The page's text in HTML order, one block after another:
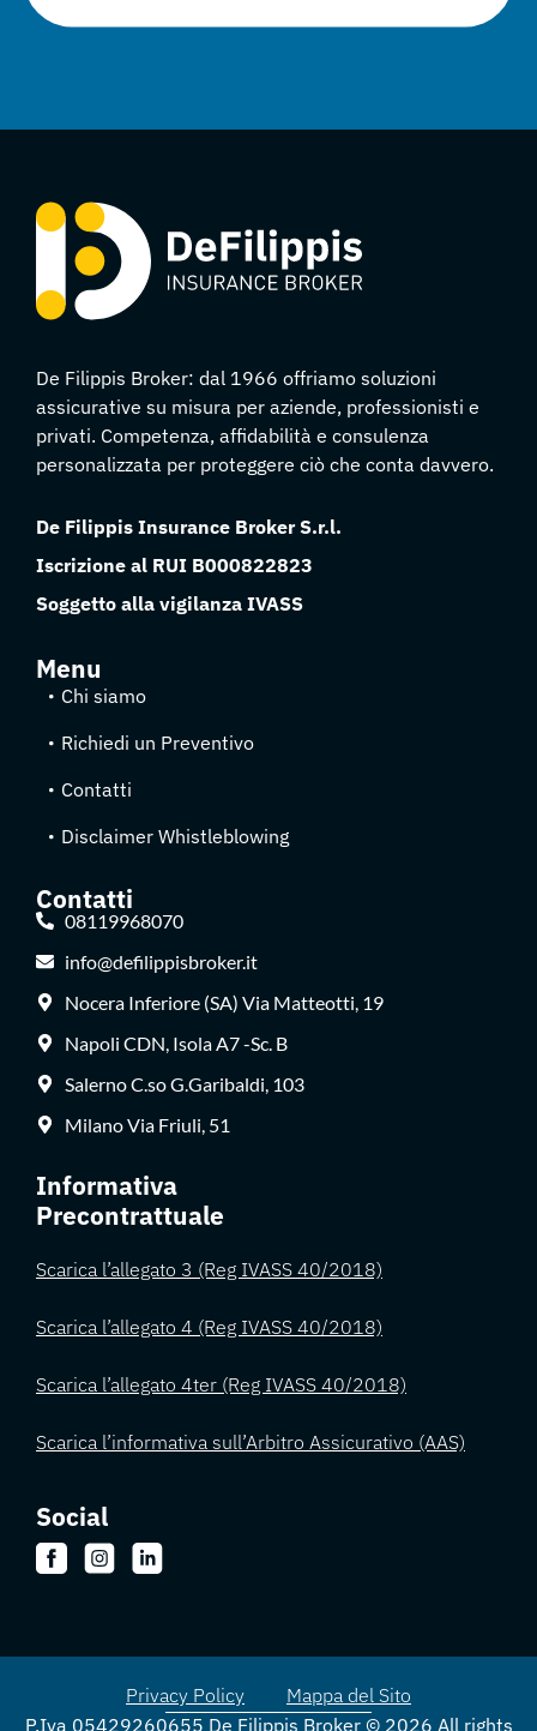
De Filippis Broker: dal 1966 offriamo soluzioni
assicurative su misura per aziende, professionisti e
privati. Competenza, affidabilità e consulenza
personalizzata per proteggere ciò che conta davvero.
De Filippis Insurance Broker S.r.l.
Iscrizione al RUI B000822823
Soggetto alla vigilanza IVASS
Menu
Chi siamo
Richiedi un Preventivo
Contatti
Disclaimer Whistleblowing
Contatti
08119968070
info@defilippisbroker.it
Nocera Inferiore (SA) Via Matteotti, 19
Napoli CDN, Isola A7 -Sc. B
Salerno C.so G.Garibaldi, 103
Milano Via Friuli, 51
Informativa
Precontrattuale
Scarica l’allegato 3 (Reg IVASS 40/2018)
Scarica l’allegato 4 (Reg IVASS 40/2018)
Scarica l’allegato 4ter (Reg IVASS 40/2018)
Scarica l’informativa sull’Arbitro Assicurativo (AAS)
Social
Privacy Policy
Mappa del Sito
P.Iva 05429260655 De Filippis Broker © 2026 All rights